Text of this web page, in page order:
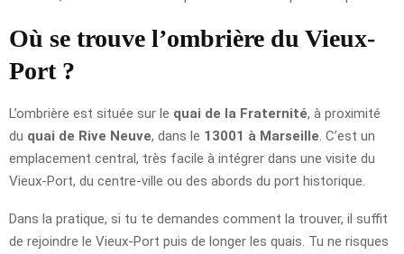
Où se trouve l’ombrière du Vieux-
Port ?
L’ombrière est située sur le quai de la Fraternité, à proximité
du quai de Rive Neuve, dans le 13001 à Marseille . C’est un
emplacement central, très facile à intégrer dans une visite du
Vieux-Port, du centre-ville ou des abords du port historique.
Dans la pratique, si tu te demandes comment la trouver, il suffit
de rejoindre le Vieux-Port puis de longer les quais. Tu ne risques